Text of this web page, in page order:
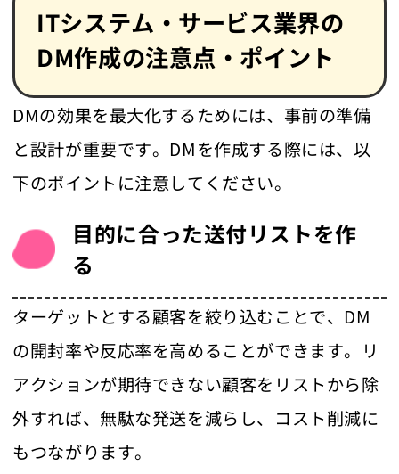
ITシステム・サービス業界の
DM作成の注意点・ポイント
DMの効果を最大化するためには、事前の準備
と設計が重要です。DMを作成する際には、以
下のポイントに注意してください。
目的に合った送付リストを作
る
ターゲットとする顧客を絞り込むことで、DM
の開封率や反応率を高めることができます。リ
アクションが期待できない顧客をリストから除
外すれば、無駄な発送を減らし、コスト削減に
もつながります。